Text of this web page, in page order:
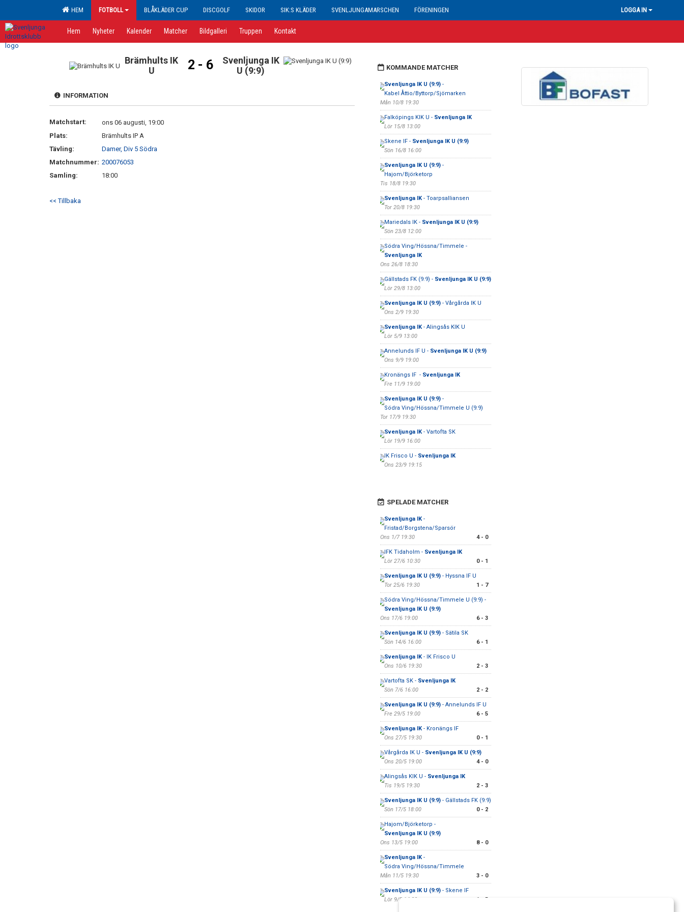
HEM FOTBOLL BLÅKLÄDER CUP DISCGOLF SKIDOR SIK:S KLÄDER SVENLJUNGAMARSCHEN FÖRENINGEN LOGGA IN
Hem Nyheter Kalender Matcher Bildgalleri Truppen Kontakt
Brämhults IK
U
2 - 6
Svenljunga IK
U (9:9)
INFORMATION
Matchstart:
ons 06 augusti, 19:00
Plats:
Brämhults IP A
Tävling:
Damer, Div 5 Södra
Matchnummer: 200076053
Samling:
18:00
<< Tillbaka
KOMMANDE MATCHER
Svenljunga IK U (9:9)-
Kabel Åttio/Byttorp/Sjömarken
Mån 10/8 19:30
Falköpings KIK U - Svenljunga IK
Lör 15/8 13:00
Skene IF - Svenljunga IK U (9:9)
Sön 16/8 16:00
Svenljunga IK U (9:9)-
Hajom/Björketorp
Tis 18/8 19:30
Svenljunga IK- Toarpsalliansen
Tor 20/8 19:30
Mariedals IK - Svenljunga IK U (9:9)
Sön 23/8 12:00
Södra Ving/Hössna/Timmele -
Svenljunga IK
Ons 26/8 18:30
Gällstads FK (9:9) - Svenljunga IK U (9:9)
Lör 29/8 13:00
Svenljunga IK U (9:9)- Vårgårda IK U
Ons 2/9 19:30
Svenljunga IK- Alingsås KIK U
Lör 5/9 13:00
Annelunds IF U - Svenljunga IK U (9:9)
Ons 9/9 19:00
Kronängs IF - Svenljunga IK
Fre 11/9 19:00
Svenljunga IK U (9:9)-
Södra Ving/Hössna/Timmele U (9:9)
Tor 17/9 19:30
Svenljunga IK- Vartofta SK
Lör 19/9 16:00
IK Frisco U - Svenljunga IK
Ons 23/9 19:15
SPELADE MATCHER
Svenljunga IK-
Fristad/Borgstena/Sparsör
Ons 1/7 19:30
4 - 0
IFK Tidaholm - Svenljunga IK
Lör 27/6 10:30
0 - 1
Svenljunga IK U (9:9)- Hyssna IF U
Tor 25/6 19:30
1 - 7
Södra Ving/Hössna/Timmele U (9:9) -
Svenljunga IK U (9:9)
Ons 17/6 19:00
6 - 3
Svenljunga IK U (9:9)- Sätila SK
Sön 14/6 16:00
6 - 1
Svenljunga IK- IK Frisco U
Ons 10/6 19:30
2 - 3
Vartofta SK - Svenljunga IK
Sön 7/6 16:00
2 - 2
Svenljunga IK U (9:9)- Annelunds IF U
Fre 29/5 19:00
6 - 5
Svenljunga IK- Kronängs IF
Ons 27/5 19:30
0 - 1
Vårgårda IK U - Svenljunga IK U (9:9)
Ons 20/5 19:00
4 - 0
Alingsås KIK U - Svenljunga IK
Tis 19/5 19:30
2 - 3
Svenljunga IK U (9:9)- Gällstads FK (9:9)
Sön 17/5 18:00
0 - 2
Hajom/Björketorp -
Svenljunga IK U (9:9)
Ons 13/5 19:00
8 - 0
Svenljunga IK-
Södra Ving/Hössna/Timmele
Mån 11/5 19:30
3 - 0
Svenljunga IK U (9:9)- Skene IF
Lör 9/5 14:00
1 - 5